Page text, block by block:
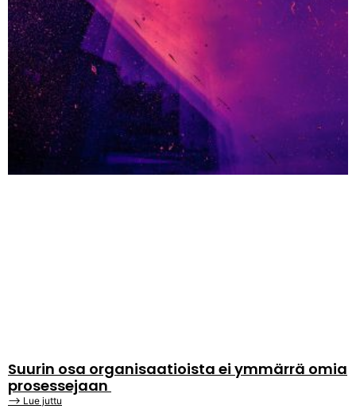
Suurin osa organisaatioista ei ymmärrä omia
prosessejaan
⟶ Lue juttu